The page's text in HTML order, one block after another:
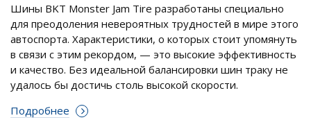
Шины BKT Monster Jam Tire разработаны специально
для преодоления невероятных трудностей в мире этого
автоспорта. Характеристики, о которых стоит упомянуть
в связи с этим рекордом, — это высокие эффективность
и качество. Без идеальной балансировки шин траку не
удалось бы достичь столь высокой скорости.
Подробнее